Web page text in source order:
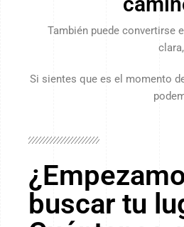
También puede convertirse
Si sientes que es el momento
buscar tu